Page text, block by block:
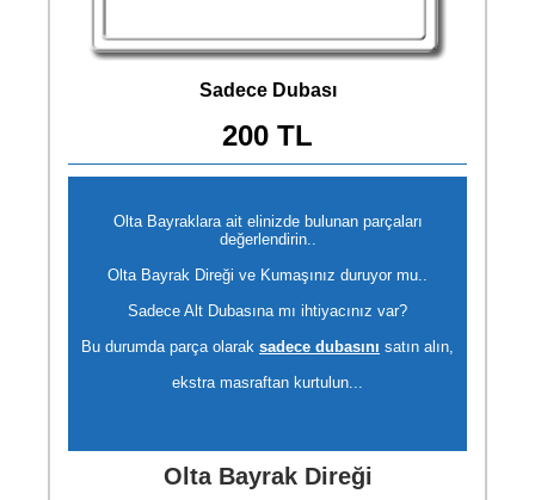
Sadece Dubası
200 TL
Olta Bayraklara ait elinizde bulunan parçaları
değerlendirin..
Olta Bayrak Direği ve Kumaşınız duruyor mu..
Sadece Alt Dubasına mı ihtiyacınız var?
Bu durumda parça olarak sadece dubasını satın alın,
ekstra masraftan kurtulun...
Olta Bayrak Direği